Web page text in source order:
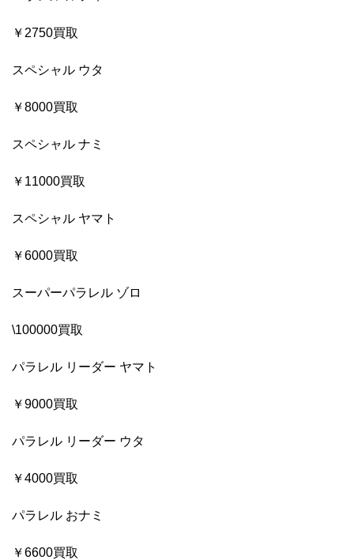
￥2750買取
スペシャル ウタ
￥8000買取
スペシャル ナミ
￥11000買取
スペシャル ヤマト
￥6000買取
スーパーパラレル ゾロ
\100000買取
パラレル リーダー ヤマト
￥9000買取
パラレル リーダー ウタ
￥4000買取
パラレル おナミ
￥6600買取